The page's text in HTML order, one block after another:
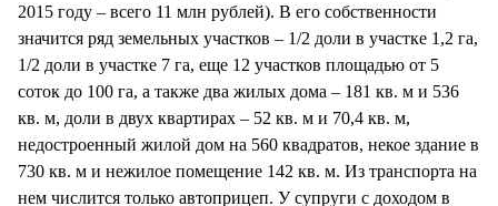
2015 году – всего 11 млн рублей). В его собственности
значится ряд земельных участков – 1/2 доли в участке 1,2 га,
1/2 доли в участке 7 га, еще 12 участков площадью от 5
соток до 100 га, а также два жилых дома – 181 кв. м и 536
кв. м, доли в двух квартирах – 52 кв. м и 70,4 кв. м,
недостроенный жилой дом на 560 квадратов, некое здание в
730 кв. м и нежилое помещение 142 кв. м. Из транспорта на
нем числится только автоприцеп. У супруги с доходом в